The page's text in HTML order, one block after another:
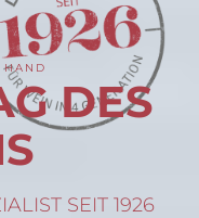
DES
SEIT 1926